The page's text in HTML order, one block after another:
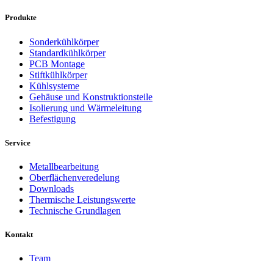
Produkte
Sonderkühlkörper
Standardkühlkörper
PCB Montage
Stiftkühlkörper
Kühlsysteme
Gehäuse und Konstruktionsteile
Isolierung und Wärmeleitung
Befestigung
Service
Metallbearbeitung
Oberflächenveredelung
Downloads
Thermische Leistungswerte
Technische Grundlagen
Kontakt
Team